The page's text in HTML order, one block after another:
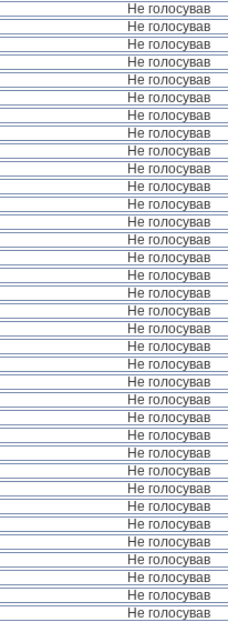
Не голосував
Не голосував
Не голосував
Не голосував
Не голосував
Не голосував
Не голосував
Не голосував
Не голосував
Не голосував
Не голосував
Не голосував
Не голосував
Не голосував
Не голосував
Не голосував
Не голосував
Не голосував
Не голосував
Не голосував
Не голосував
Не голосував
Не голосував
Не голосував
Не голосував
Не голосував
Не голосував
Не голосував
Не голосував
Не голосував
Не голосував
Не голосував
Не голосував
Не голосував
Не голосував